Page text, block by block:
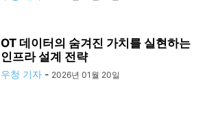
OT 데이터의 숨겨진 가치를 실현하는
인프라 설계 전략
우청 기자 - 2026년 01월 20일